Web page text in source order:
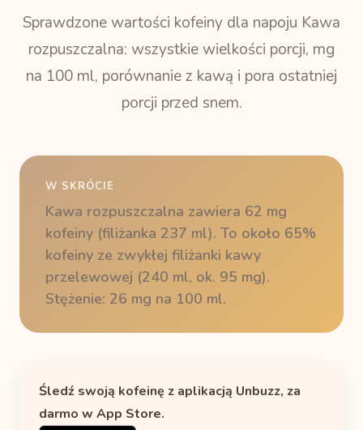
Sprawdzone wartości kofeiny dla napoju Kawa
rozpuszczalna: wszystkie wielkości porcji, mg
na 100 ml, porównanie z kawą i pora ostatniej
porcji przed snem.
W SKRÓCIE
Kawa rozpuszczalna zawiera 62 mg
kofeiny (filiżanka 237 ml). To około 65%
kofeiny ze zwykłej filiżanki kawy
przelewowej (240 ml, ok. 95 mg).
Stężenie: 26 mg na 100 ml.
Śledź swoją kofeinę z aplikacją Unbuzz, za
darmo w App Store.